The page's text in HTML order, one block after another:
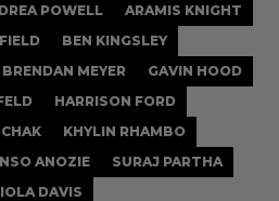
POWELL
ARAMIS KNIGHT
BEN KINGSLEY
BRENDAN MEYER
GAVIN HOOD
HARRISON FORD
KHYLIN RHAMBO
ANOZIE
SURAJ PARTHA
DAVIS